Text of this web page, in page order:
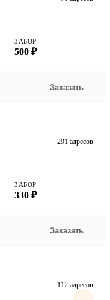
ЗАБОР
500 ₽
Заказать
291 адресов
ЗАБОР
330 ₽
Заказать
112 адресов